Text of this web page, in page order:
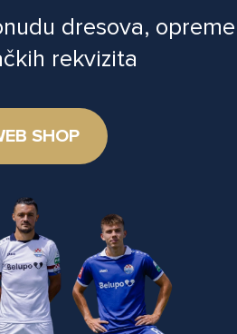
dresova, opreme
rekvizita
SHOP